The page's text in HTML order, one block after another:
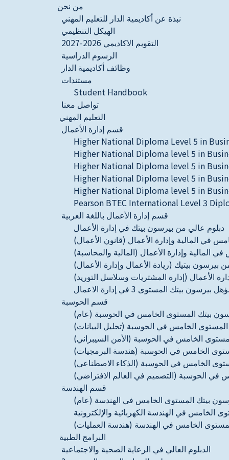
من نحن
نبذة عن أكاديمية الدار للتعليم المهني
الهيكل التنظيمي
التقويم الاكاديمي 2026-2027
الرسوم الدراسية
وظائف أكاديمية الدار
مستندات
Student Handbook
تواصل معنا
التعليم المهني
قسم إدارة الأعمال
Higher National Diploma Level 5 in
Higher National Diploma level 5 in
Higher National Diploma level 5 in
Higher National Diploma level 5 in
Higher National Diploma level 5 in
Pearson BTEC International Level 3
قسم إدارة الأعمال باللغة العربية
دبلوم عالي من بيرسون بيتك في إدارة الأعمال
في المالية وإدارة الأعمال (قانون الأعمال)
وإدارة الأعمال (المالية والمحاسبة)
بيرسون بيتيك (ريادة الأعمال وإدارة الأعمال)
الأعمال (إدارة المشتريات وسلاسل التوريد)
بيرسون بيتك المستوى 3 في إدارة الاعمال
قسم الحوسبة
بيتك المستوى الخامس في الحوسبة (عام)
الخامس في الحوسبة (تحليل البيانات)
الخامس في الحوسبة (الأمن السيبراني)
الخامس في الحوسبة (هندسة البرمجيات)
الخامس في الحوسبة (الذكاء الاصطناعي)
في الحوسبة (التصميم في العالم الافتراضي)
قسم الهندسة
بيتك المستوى الخامس في الهندسة (عام)
الخامس في الهندسة الكهربائية والإلكترونية
الخامس في الهندسة (هندسة العمليات)
البرامج الطبية
الدبلوم العالي في الرعاية الصحية والاجتماعية